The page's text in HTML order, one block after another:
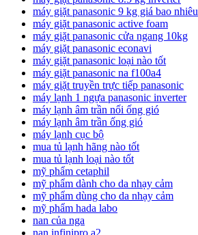
máy giặt panasonic 9 kg giá bao nhiêu
máy giặt panasonic active foam
máy giặt panasonic cửa ngang 10kg
máy giặt panasonic econavi
máy giặt panasonic loại nào tốt
máy giặt panasonic na f100a4
máy giặt truyền trực tiếp panasonic
máy lạnh 1 ngựa panasonic inverter
máy lạnh âm trần nối ống gió
máy lạnh âm trần ống gió
máy lạnh cục bộ
mua tủ lạnh hãng nào tốt
mua tủ lạnh loại nào tốt
mỹ phẩm cetaphil
mỹ phẩm dành cho da nhạy cảm
mỹ phẩm dùng cho da nhạy cảm
mỹ phẩm hada labo
nan của nga
nan infinipro a2